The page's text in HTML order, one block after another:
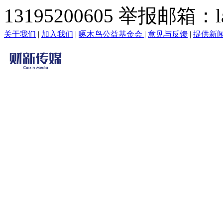
13195200605 举报邮箱
关于我们 | 加入我们 | 啄木鸟公益基金会 | 意见与反馈 | 提供新